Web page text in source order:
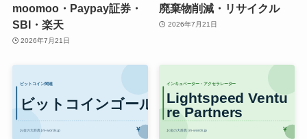
moomoo・Paypay証券・
SBI・楽天
2026年7月21日
廃棄物削減・リサイクル
2026年7月21日